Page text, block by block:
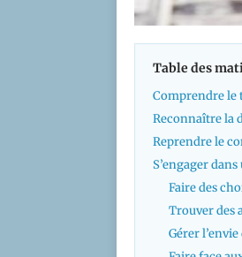
Table des
Comprendre le
Reconnaître la
Reprendre le
S’engager
Faire des
Trouver des
Gérer